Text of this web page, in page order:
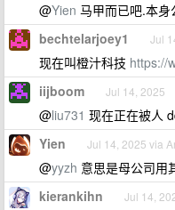
@Yien 马甲而已吧.本
bechtelarjoey1 Jul
现在叫橙汁科技 https://
iijboom Jul 14, 2025
@liu731 现在正在被人
Yien Jul 14, 2025 via
@yyzh 意思是母公司用
kierankihn Jul 14,